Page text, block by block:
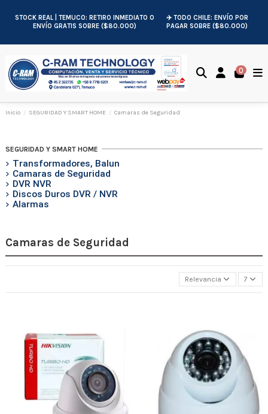
STOCK REAL | TEMUCO: RETIRO INMEDIATO O
ENVÍO GRATIS SOBRE ($80.000)
✈️ TODO CHILE: ENVÍO POR
PAGAR SOBRE ($80.000)
0
Inicio SEGURIDAD Y SMART HOME Camaras de Seguridad
Camaras de Seguridad
Relevancia 7
SEGURIDAD Y SMART HOME
Transformadores, Balun
Camaras de Seguridad
DVR NVR
Discos Duros DVR / NVR
Alarmas